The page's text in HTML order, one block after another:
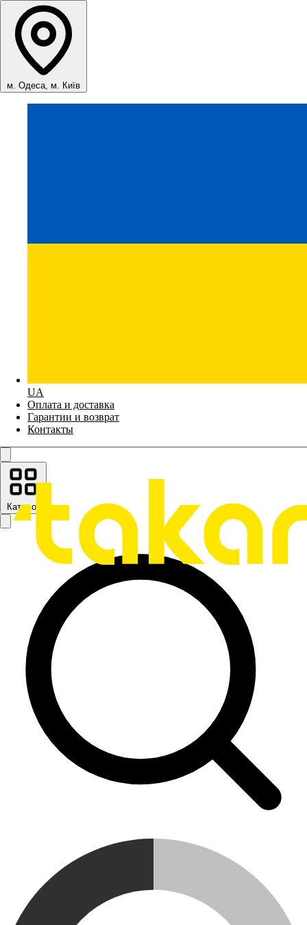
м. Одеса, м. Київ
UA
Оплата и доставка
Гарантии и возврат
Контакты
Каталог